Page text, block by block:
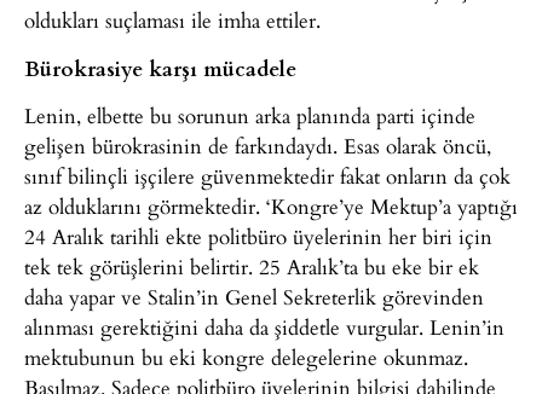
oldukları suçlaması ile imha ettiler.
Bürokrasiye karşı mücadele
Lenin, elbette bu sorunun arka planında parti içinde
gelişen bürokrasinin de farkındaydı. Esas olarak öncü,
sınıf bilinçli işçilere güvenmektedir fakat onların da çok
az olduklarını görmektedir. ‘Kongre’ye Mektup’a yaptığı
24 Aralık tarihli ekte politbüro üyelerinin her biri için
tek tek görüşlerini belirtir. 25 Aralık’ta bu eke bir ek
daha yapar ve Stalin’in Genel Sekreterlik görevinden
alınması gerektiğini daha da şiddetle vurgular. Lenin’in
mektubunun bu eki kongre delegelerine okunmaz.
Basılmaz. Sadece politbüro üyelerinin bilgisi dahilinde